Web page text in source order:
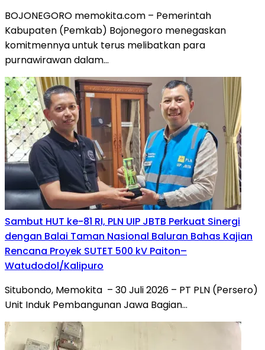
BOJONEGORO memokita.com – Pemerintah
Kabupaten (Pemkab) Bojonegoro menegaskan
komitmennya untuk terus melibatkan para
purnawirawan dalam…
Sambut HUT ke-81 RI, PLN UIP JBTB Perkuat Sinergi
dengan Balai Taman Nasional Baluran Bahas Kajian
Rencana Proyek SUTET 500 kV Paiton–
Watudodol/Kalipuro
Situbondo, Memokita – 30 Juli 2026 – PT PLN (Persero)
Unit Induk Pembangunan Jawa Bagian…